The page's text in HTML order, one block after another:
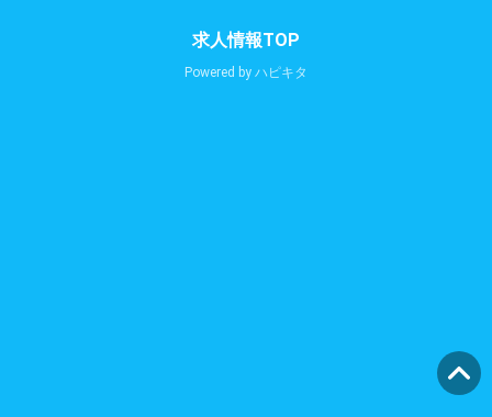
求人情報TOP
Powered by ハピキタ